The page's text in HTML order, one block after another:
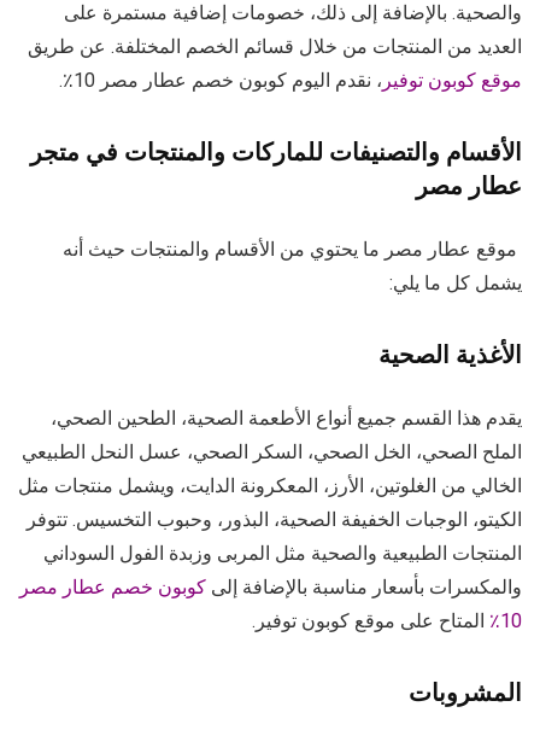
والصحية. بالإضافة إلى ذلك، خصومات إضافية مستمرة على
العديد من المنتجات من خلال قسائم الخصم المختلفة. عن طريق
موقع كوبون توفير ، نقدم اليوم كوبون خصم عطار مصر 10٪.
الأقسام والتصنيفات للماركات والمنتجات في متجر
عطار مصر
موقع عطار مصر ما يحتوي من الأقسام والمنتجات حيث أنه
يشمل كل ما يلي:
الأغذية الصحية
يقدم هذا القسم جميع أنواع الأطعمة الصحية، الطحين الصحي،
الملح الصحي، الخل الصحي، السكر الصحي، عسل النحل الطبيعي
الخالي من الغلوتين، الأرز، المعكرونة الدايت، ويشمل منتجات مثل
الكيتو، الوجبات الخفيفة الصحية، البذور، وحبوب التخسيس. تتوفر
المنتجات الطبيعية والصحية مثل المربى وزبدة الفول السوداني
والمكسرات بأسعار مناسبة بالإضافة إلى كوبون خصم عطار مصر
10٪
المتاح على موقع كوبون توفير.
المشروبات